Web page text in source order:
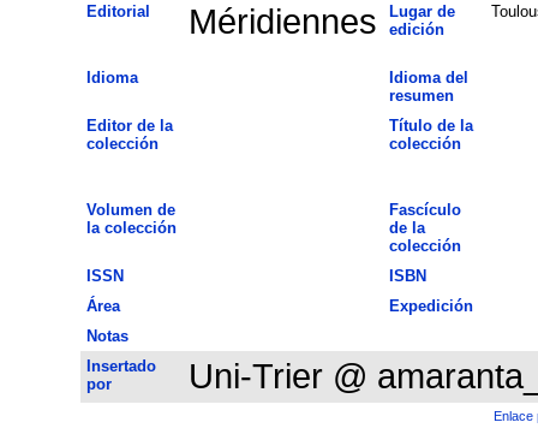
Editorial
Méridiennes
Lugar de
edición
Idioma
Idioma del
resumen
Editor de la
colección
Título de la
colección
Volumen de
la colección
Fascículo
de la
colección
ISSN
ISBN
Área
Expedición
Notas
Insertado
por
Uni-Trier @
Enlace